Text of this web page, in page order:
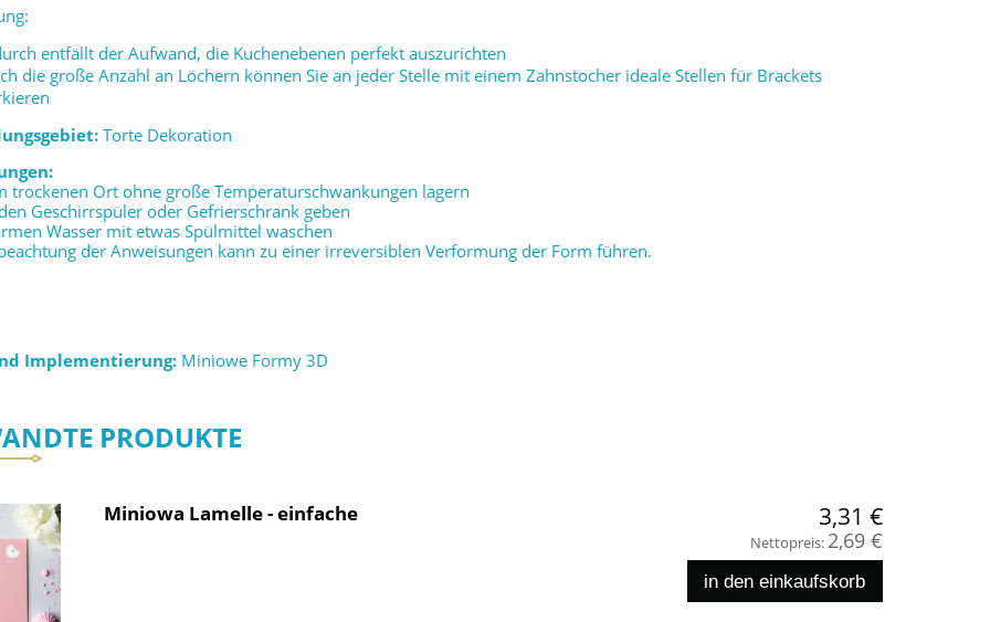
entfällt der Aufwand, die Kuchenebenen perfekt auszurichten
die große Anzahl an Löchern können Sie an jeder Stelle mit einem Zahnstocher ideale Stellen für Brackets
Torte Dekoration
trockenen Ort ohne große Temperaturschwankungen lagern
Geschirrspüler oder Gefrierschrank geben
Wasser mit etwas Spülmittel waschen
der Anweisungen kann zu einer irreversiblen Verformung der Form führen.
Implementierung: Miniowe Formy 3D
PRODUKTE
Miniowa Lamelle - einfache 3,31 €
Nettopreis: 2,69 €
in den einkaufskorb